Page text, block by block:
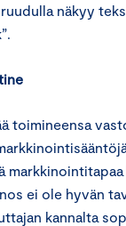
näkyy
toimineensa
markkinointitapaa
ei ole hyvän
kannalta